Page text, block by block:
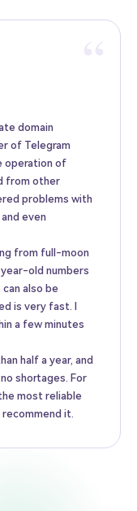
domain
of Telegram
operation of
from other
problems with
even
from full-moon
old numbers
also be
is very fast. I
a few minutes
half a year, and
shortages. For
most reliable
recommend it.
推广
放
号户